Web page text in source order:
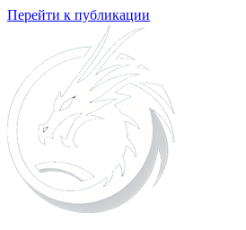
Перейти к публикации